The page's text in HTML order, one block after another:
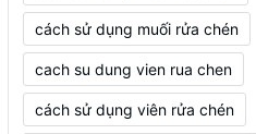
cách sử dụng muối rửa chén
cach su dung vien rua chen
cách sử dụng viên rửa chén